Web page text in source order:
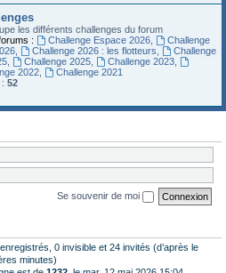
les différents challenges du forum
:
Challenge Espace 2026,
Challenge
Challenge 2026 : les flotteurs
Challenge
Challenge 2025, Challenge 2023,
2022
Challenge 2021
52
Se souvenir de moi
0 invisible et 24 invités (d’après le
minutes)